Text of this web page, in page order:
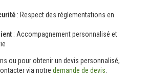
: Respect des réglementations en
: Accompagnement personnalisé et
ou pour obtenir un devis personnalisé,
via notre demande de devis